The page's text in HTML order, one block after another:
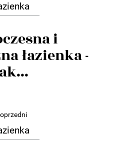
i
łazienka -